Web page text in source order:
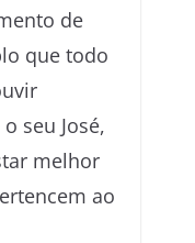
de
que todo
seu José,
melhor
ao